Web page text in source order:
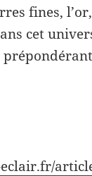
fines,
cet